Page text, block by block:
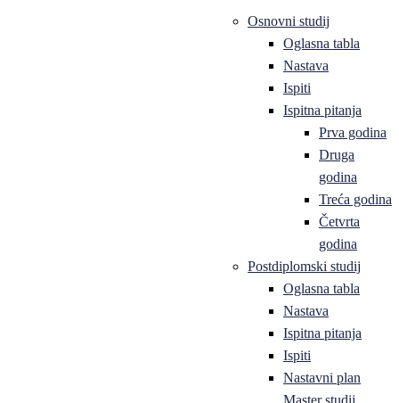
Osnovni studij
Oglasna tabla
Nastava
Ispiti
Ispitna pitanja
Prva godina
Druga
godina
Treća godina
Četvrta
godina
Postdiplomski studij
Oglasna tabla
Nastava
Ispitna pitanja
Ispiti
Nastavni plan
Master studij